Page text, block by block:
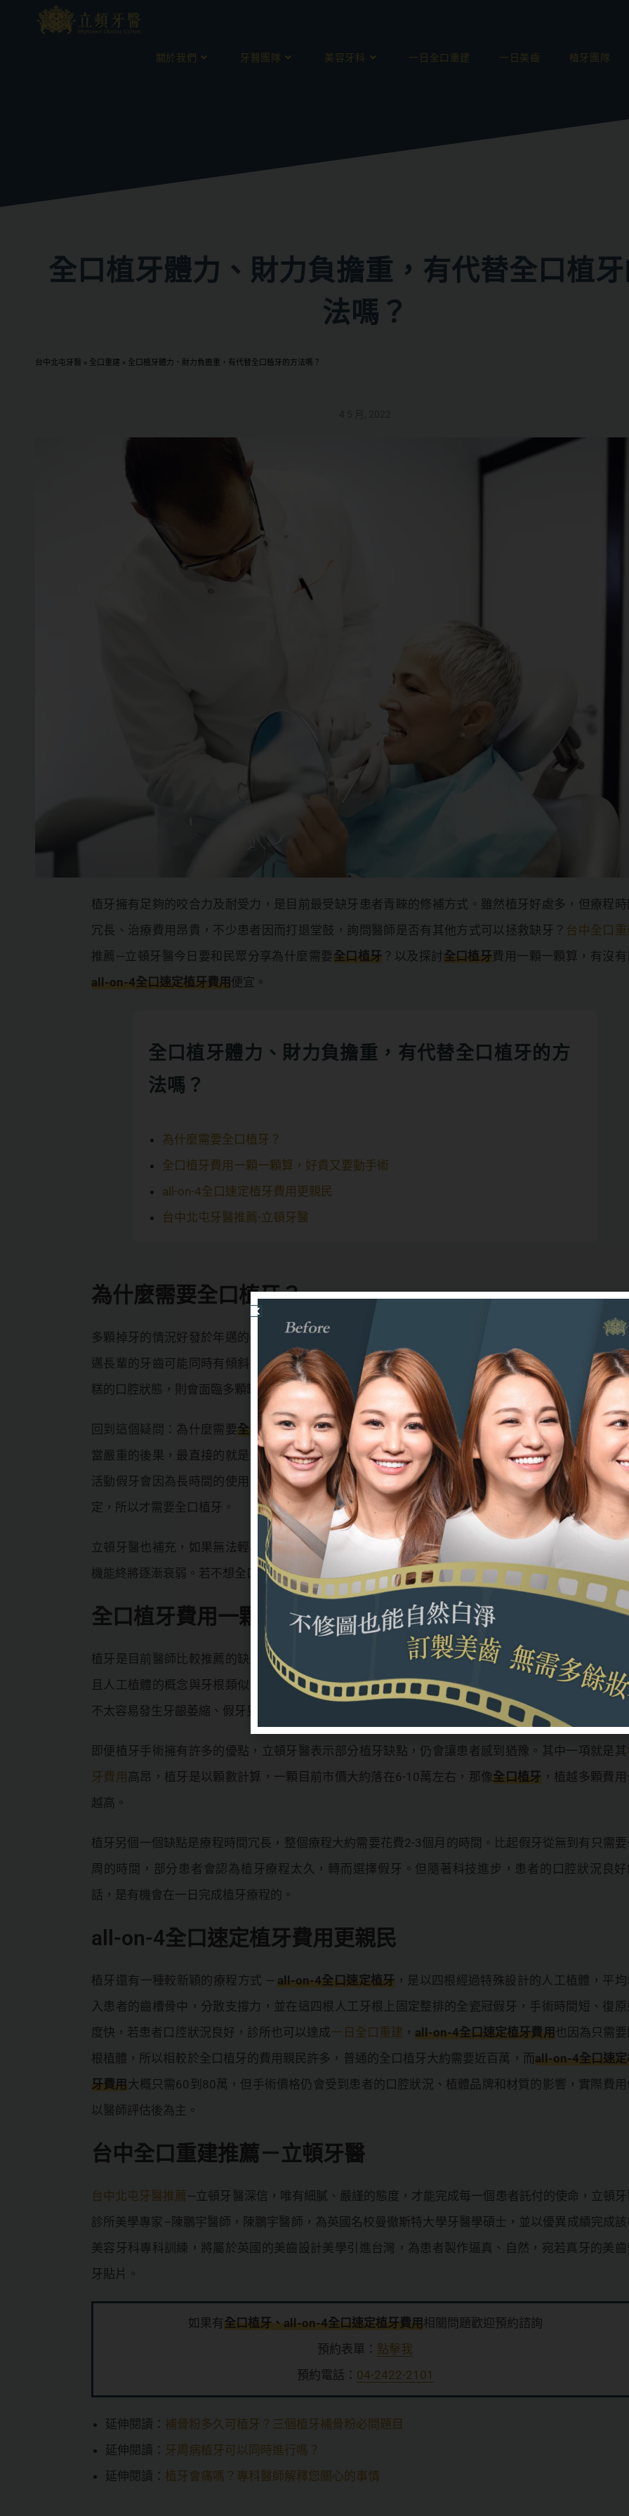
關於我們 牙醫團隊 美容牙科 一日全口重建 一日美齒 植牙團隊
全口植牙體力、財力負擔重，有代替全口植
法嗎？
台中北屯牙醫 » 全口重建 » 全口植牙體力、財力負擔重，有代替全口植牙的方法嗎？
植牙擁有足夠的咬合力及耐受力，是目前最受缺牙患者青睞的修補方式。雖然植牙好處多，但療程
冗長、治療費用昂貴，不少患者因而打退堂鼓，詢問醫師是否有其他方式可以拯救缺牙？ 台中全口
推薦—立頓牙醫今日要和民眾分享為什麼需要全口植牙 ？以及探討全口植牙費用一顆一顆算，有沒
all-on-4全口速定植牙費用便宜。
全口植牙體力、財力負擔重，有代替全口植牙的方
法嗎？
為什麼需要全口植牙？
全口植牙費用一顆一顆算，好貴又要動手術
all-on-4全口速定植牙費用更親民
台中北屯牙醫推薦-立頓牙醫
為什麼需要全口植牙？
多顆掉牙的情況好發於年邁的長輩，多半是因為口腔健康的衛生觀念不足，無法落實牙齒清潔，加
邁長輩的牙齒可能同時有傾斜、歪倒的狀況，刷牙時更難以清潔牙縫處。時間一久，牙齒無法再承
糕的口腔狀態，則會面臨多顆缺牙的窘境。
回到這個疑問：為什麼需要全口植牙？答案是我們的日常需要正常的咬合功能。多顆缺牙不補 會造
當嚴重的後果，最直接的就是影響我們咀嚼功能。不少年老的患者會選用活動假牙來改善這個困擾
活動假牙會因為長時間的使用，缺乏牙根對牙齦的刺激性，漸漸牙齦萎縮，最後活動假牙也開始無
定，所以才需要全口植牙。
立頓牙醫也補充，如果無法輕易的撕碎食物，過度的增加腸胃的負擔，等於無法好好的攝取營養，
機能終將逐漸衰弱。若不想全口植牙，也記得要固定回診，讓醫師能夠就牙齦狀況，更新假牙
全口植牙費用一顆一顆算，好貴又要動手術
植牙是目前醫師比較推薦的缺牙患者的療程，因植牙有人工植體作為支撐點，可以承受更多的咬合
且人工植體的概念與牙根類似，患者於術後的使用體驗會比假牙來的舒適許多。在清潔得宜的情況
不太容易發生牙齦萎縮、假牙晃動等等類似的問題。
即便植牙手術擁有許多的優點，立頓牙醫表示部分植牙缺點，仍會讓患者感到猶豫。其中一項就是其
牙費用高昂，植牙是以顆數計算，一顆目前市價大約落在6-10萬左右，那像全口植牙，植越多顆費
越高。
植牙另個一個缺點是療程時間冗長，整個療程大約需要花費2-3個月的時間。比起假牙從無到有只需
周的時間，部分患者會認為植牙療程太久，轉而選擇假牙。但隨著科技進步，患者的口腔狀況良好
話，是有機會在一日完成植牙療程的。
all-on-4全口速定植牙費用更親民
植牙還有一種較新穎的療程方式 —all-on-4全口速定植牙，是以四根經過特殊設計的人工植體，平
入患者的齒槽骨中，分散支撐力，並在這四根人工牙根上固定整排的全瓷冠假牙，手術時間短、復
度快，若患者口腔狀況良好，診所也可以達成一日全口重建 ， all-on-4全口速定植牙費用也因為只需
根植體，所以相較於全口植牙的費用親民許多，普通的全口植牙大約需要近百萬，而all-on-4全口速定
牙費用大概只需60到80萬，但手術價格仍會受到患者的口腔狀況、植體品牌和材質的影響，實際費
以醫師評估後為主。
台中全口重建推薦－立頓牙醫
台中北屯牙醫推薦—立頓牙醫深信，唯有細膩、嚴謹的態度，才能完成每一個患者託付的使命，立頓
診所美學專家–陳鵬宇醫師，陳鵬宇醫師，為英國名校曼徹斯特大學牙醫學碩士，並以優異成績完成
美容牙科專科訓練，將屬於英國的美齒設計美學引進台灣，為患者製作逼真、自然，宛若真牙的美
牙貼片。
如果有全口植牙、all-on-4全口速定植牙費用相關問題歡迎預約諮詢
預約表單： 點擊我
預約電話： 04-2422-2101
延伸閱讀： 補骨粉多久可植牙？三個植牙補骨粉必問題目
延伸閱讀： 牙周病植牙可以同時進行嗎？
延伸閱讀： 植牙會痛嗎？專科醫師解釋您關心的事情